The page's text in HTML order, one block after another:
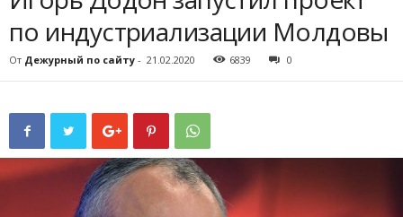
по индустриализации Молдовы
От Дежурный по сайту - 21.02.2020 6839 0